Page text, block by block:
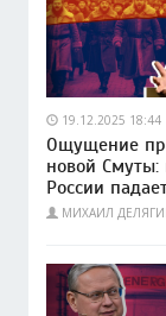
19.12.2025 18:44
Ощущение
новой Смуты:
России
МИХАИЛ